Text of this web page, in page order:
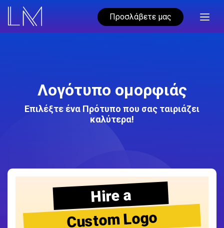
Προσλάβετε μας
Λογότυπο ομορφιάς
Επιλέξτε ένα Πρότυπο που σας ταιριάζει
καλύτερα!
Hire a
Custom Logo